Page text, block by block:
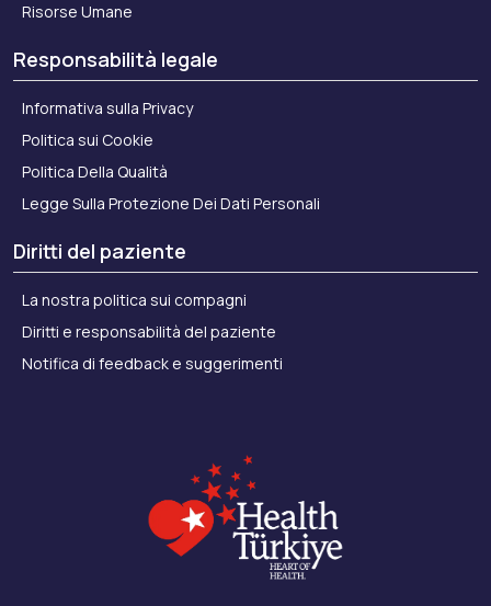
Risorse Umane
Responsabilità legale
Informativa sulla Privacy
Politica sui Cookie
Politica Della Qualità
Legge Sulla Protezione Dei Dati Personali
Diritti del paziente
La nostra politica sui compagni
Diritti e responsabilità del paziente
Notifica di feedback e suggerimenti